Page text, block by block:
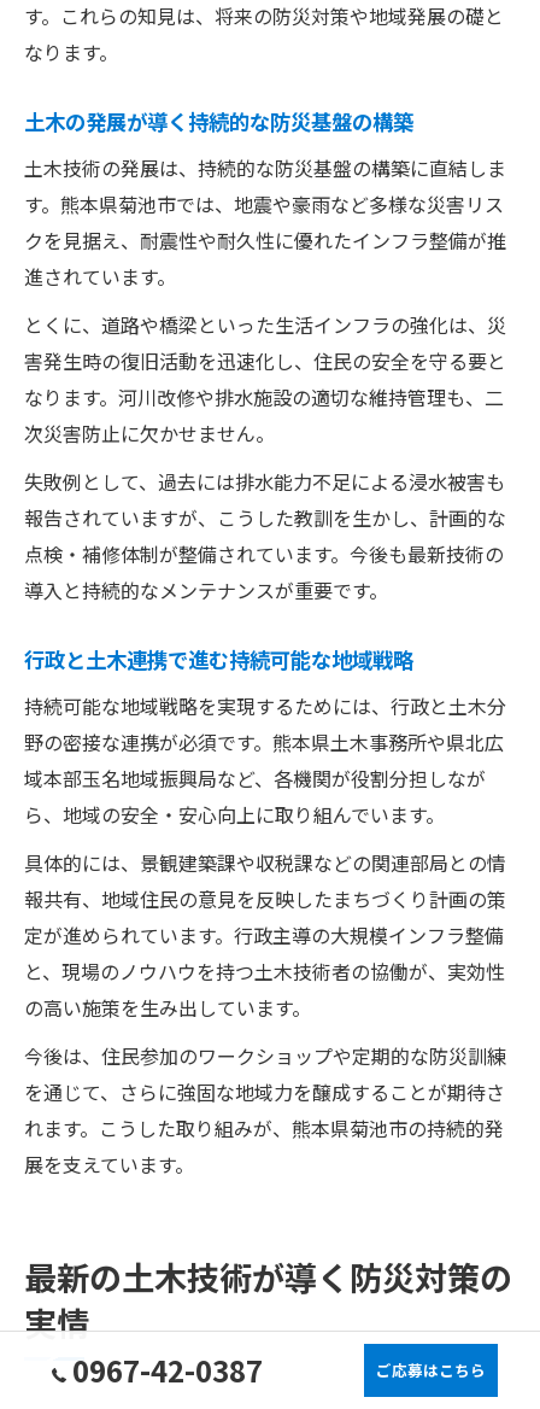
す。これらの知見は、将来の防災対策や地域発展の礎と
なります。
土木の発展が導く持続的な防災基盤の構築
土木技術の発展は、持続的な防災基盤の構築に直結しま
す。熊本県菊池市では、地震や豪雨など多様な災害リス
クを見据え、耐震性や耐久性に優れたインフラ整備が推
進されています。
とくに、道路や橋梁といった生活インフラの強化は、災
害発生時の復旧活動を迅速化し、住民の安全を守る要と
なります。河川改修や排水施設の適切な維持管理も、二
次災害防止に欠かせません。
失敗例として、過去には排水能力不足による浸水被害も
報告されていますが、こうした教訓を生かし、計画的な
点検・補修体制が整備されています。今後も最新技術の
導入と持続的なメンテナンスが重要です。
行政と土木連携で進む持続可能な地域戦略
持続可能な地域戦略を実現するためには、行政と土木分
野の密接な連携が必須です。熊本県土木事務所や県北広
域本部玉名地域振興局など、各機関が役割分担しなが
ら、地域の安全・安心向上に取り組んでいます。
具体的には、景観建築課や収税課などの関連部局との情
報共有、地域住民の意見を反映したまちづくり計画の策
定が進められています。行政主導の大規模インフラ整備
と、現場のノウハウを持つ土木技術者の協働が、実効性
の高い施策を生み出しています。
今後は、住民参加のワークショップや定期的な防災訓練
を通じて、さらに強固な地域力を醸成することが期待さ
れます。こうした取り組みが、熊本県菊池市の持続的発
展を支えています。
最新の土木技術が導く防災対策の
実情
0967-42-0387 ご応募はこちら